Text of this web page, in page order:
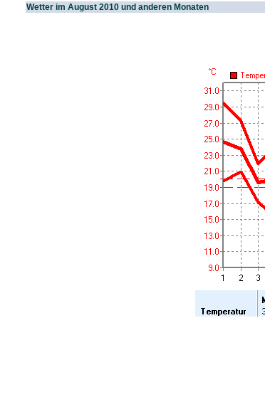
Wetter im August 2010 und anderen Monaten